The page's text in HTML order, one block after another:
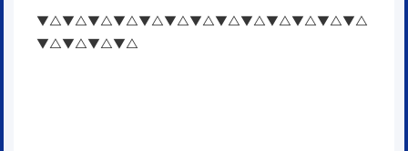
▼△▼△▼△▼△▼△▼△▼△▼△▼△▼△▼△▼△▼△
▼△▼△▼△▼△